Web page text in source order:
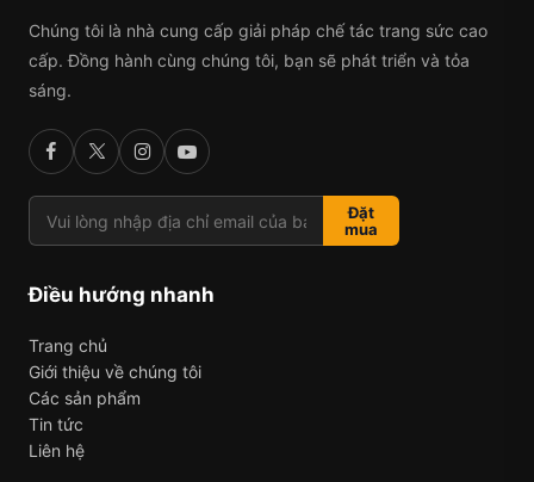
Chúng tôi là nhà cung cấp giải pháp chế tác trang sức cao
cấp. Đồng hành cùng chúng tôi, bạn sẽ phát triển và tỏa
sáng.
Đặt
mua
Điều hướng nhanh
Trang chủ
Giới thiệu về chúng tôi
Các sản phẩm
Tin tức
Liên hệ